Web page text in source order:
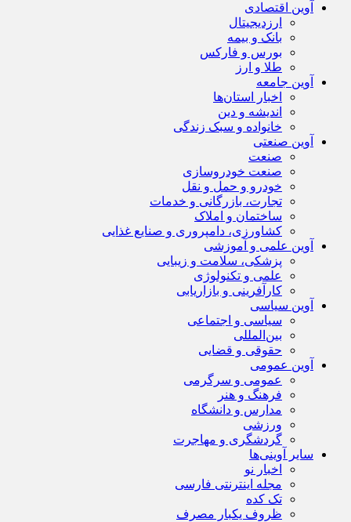
آوین اقتصادی
ارزدیجیتال
بانک و بیمه
بورس و فارکس
طلا و ارز
آوین جامعه
اخبار استان‌ها
اندیشه و دین
خانواده و سبک زندگی
آوین صنعتی
صنعت
صنعت خودروسازی
خودرو و حمل و نقل
تجارت، بازرگانی و خدمات
ساختمان و املاک
کشاورزی، دامپروری و صنایع غذایی
آوین علمی و آموزشی
پزشکی، سلامت و زیبایی
علمی و تکنولوژی
کارآفرینی و بازاریابی
آوین سیاسی
سیاسی و اجتماعی
بین‌المللی
حقوقی و قضایی
آوین عمومی
عمومی و سرگرمی
فرهنگ و هنر
مدارس و دانشگاه
ورزشی
گردشگری و مهاجرت
سایر آوینی‌ها
اخبار نو
مجله اینترنتی فارسی
تک کده
ظروف یکبار مصرف